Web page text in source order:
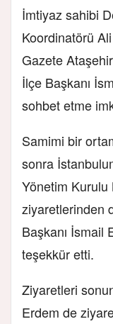
İmtiyaz sahibi
Koordinatörü
Gazete
İlçe Başkanı
sohbet etme
Samimi bir
sonra
Yönetim Kurulu
ziyaretlerinden
Başkanı İsmail
teşekkür etti.
Ziyaretleri
Erdem de